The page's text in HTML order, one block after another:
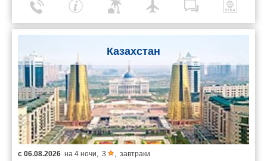
Казахстан
с 06.08.2026 на 4 ночи, 3 , завтраки